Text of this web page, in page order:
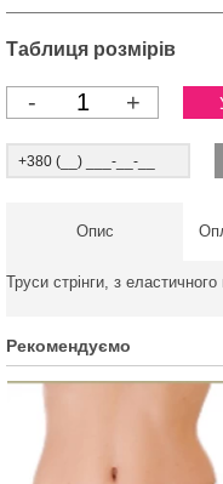
Таблиця розмірів
- +
Опис
Труси стрінги, з
Рекомендуємо